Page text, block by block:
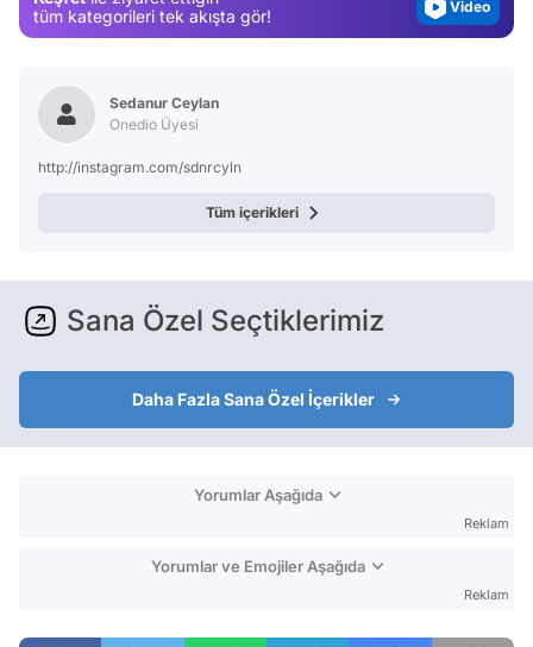
tüm kategorileri tek akışta gör!
Video
Sedanur Ceylan
Onedio Üyesi
http://instagram.com/sdnrcyln
Tüm içerikleri
Sana Özel Seçtiklerimiz
Daha Fazla Sana Özel İçerikler
Yorumlar Aşağıda
Reklam
Yorumlar ve Emojiler Aşağıda
Reklam